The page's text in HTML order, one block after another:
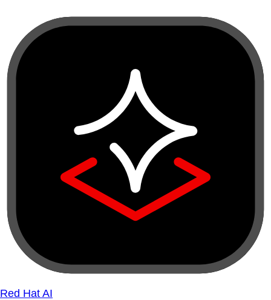
Red Hat AI